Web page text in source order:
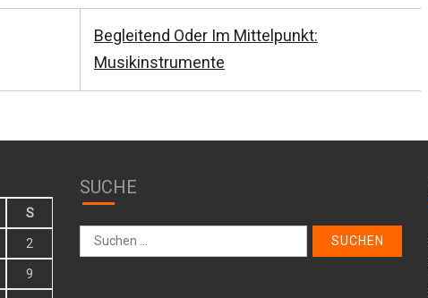
Nächster
Beitrag
Begleitend Oder Im Mittelpunkt:
Musikinstrumente
S
2
9
SUCHE
Suche